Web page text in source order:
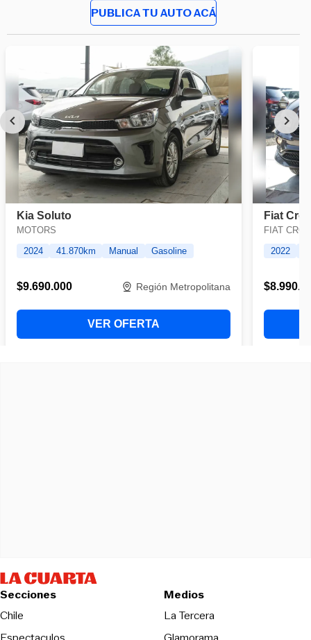
PUBLICA TU AUTO ACÁ
Secciones
Chile
Medios
La TerceraOpens in new